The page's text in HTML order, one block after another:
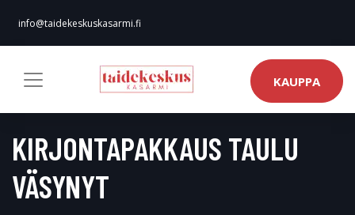
info@taidekeskuskasarmi.fi
KAUPPA
KIRJONTAPAKKAUS TAULU
VÄSYNYT